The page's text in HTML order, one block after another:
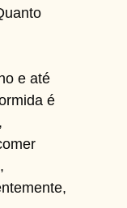
e até
é